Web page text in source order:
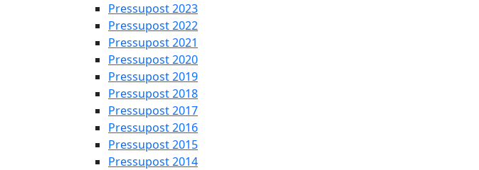
Pressupost 2023
Pressupost 2022
Pressupost 2021
Pressupost 2020
Pressupost 2019
Pressupost 2018
Pressupost 2017
Pressupost 2016
Pressupost 2015
Pressupost 2014